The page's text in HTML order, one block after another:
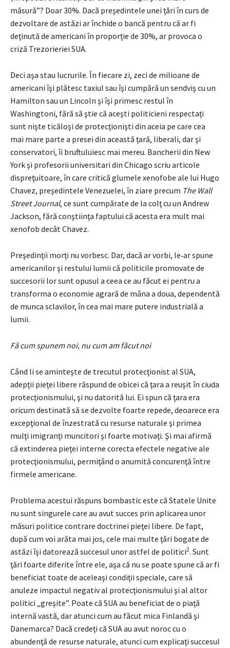
măsură”? Doar 30%. Dacă preşedintele unei ţări în curs de
dezvoltare de astăzi ar închide o bancă pentru că ar fi
deţinută de americani în proporţie de 30%, ar provoca o
criză Trezorieriei SUA.
Deci aşa stau lucrurile. În fiecare zi, zeci de milioane de
americani îşi plătesc taxiul sau îşi cumpără un sendviş cu un
Hamilton sau un Lincoln şi îşi primesc restul în
Washingtoni, fără să ştie că aceşti politicieni respectaţi
sunt nişte ticăloşi de protecţionişti din aceia pe care cea
mai mare parte a presei din această ţară, liberali, dar şi
conservatori, îi bruftuluiesc mai mereu. Bancherii din New
York şi profesorii universitari din Chicago scriu articole
dispre­ţuitoare, în care critică glumele xenofobe ale lui Hugo
Chavez, preşedintele Venezuelei, în ziare precum The Wall
Street Journal, ce sunt cumpărate de la colţ cu un Andrew
Jackson, fără conştiinţa faptului că acesta era mult mai
xenofob decât Chavez.
Preşedinţii morţi nu vorbesc. Dar, dacă ar vorbi, le‑ar spune
americanilor şi restului lumii că politicile promovate de
succesorii lor sunt opusul a ceea ce au făcut ei pentru a
transforma o economie agrară de mâna a doua, depen­dentă
de munca sclavilor, în cea mai mare putere industrială a
lumii.
Fă cum spunem noi, nu cum am făcut noi
Când li se aminteşte de trecutul protecţionist al SUA,
adepţii pieţei libere răspund de obicei că ţara a reuşit în ciuda
protecţionismului, şi nu datorită lui. Ei spun că ţara era
oricum destinată să se dezvolte foarte repede, deoarece era
excepţional de înzestrată cu resurse naturale şi primea
mulţi imigranţi muncitori şi foarte motivaţi. Şi mai afirmă
că extinderea pieţei interne corecta efectele negative ale
protecţionismului, permiţând o anumită concurenţă între
firmele americane.
Problema acestui răspuns bombastic este că Statele Unite
nu sunt singu­rele care au avut succes prin aplicarea unor
măsuri politice contrare doctrinei pieţei libere. De fapt,
după cum voi arăta mai jos, cele mai multe ţări bogate de
astăzi îşi datorează succesul unor astfel de politici2. Sunt
ţări foarte diferite între ele, aşa că nu se poate spune că ar fi
beneficiat toate de aceleaşi con­diţii speciale, care să
anuleze impactul negativ al protecţionismului şi al altor
politici „greşite”. Poate că SUA au beneficiat de o piaţă
internă vastă, dar atunci cum au făcut mica Finlandă şi
Danemarca? Dacă credeţi că SUA au avut noroc cu o
abundenţă de resurse naturale, atunci cum explicaţi succesul